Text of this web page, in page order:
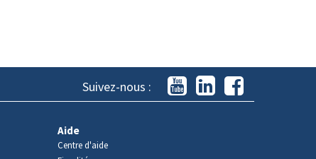
Suivez-nous :
Aide
Centre d'aide